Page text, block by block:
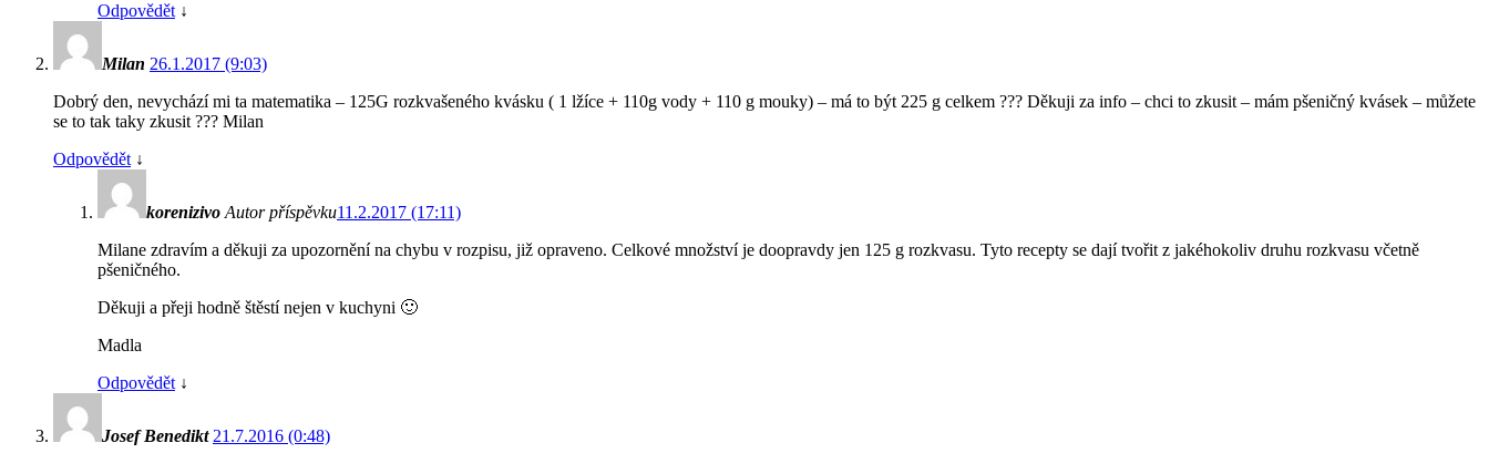
Odpovědět ↓
Milan 26.1.2017 (9:03)
Dobrý den, nevychází mi ta matematika – 125G rozkvašeného kvásku ( 1 lžíce + 110g vody + 110 g mouky) – má to být 225 g celkem ??? Děkuji za info – chci to zkusit – mám pšeničný kvásek – můžete
se to tak taky zkusit ??? Milan
Odpovědět ↓
korenizivo Autor příspěvku11.2.2017 (17:11)
Milane zdravím a děkuji za upozornění na chybu v rozpisu, již opraveno. Celkové množství je doopravdy jen 125 g rozkvasu. Tyto recepty se dají tvořit z jakéhokoliv druhu rozkvasu včetně
pšeničného.
Děkuji a přeji hodně štěstí nejen v kuchyni 🙂
Madla
Odpovědět ↓
Josef Benedikt 21.7.2016 (0:48)